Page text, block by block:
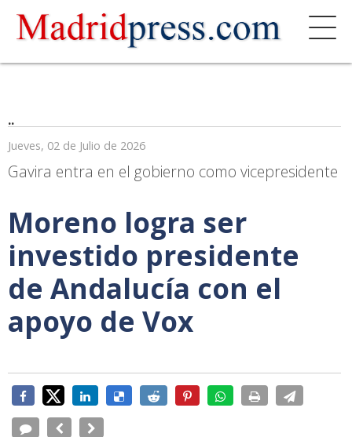
..
Jueves, 02 de Julio de 2026
Gavira entra en el gobierno como vicepresidente
Moreno logra ser
investido presidente
de Andalucía con el
apoyo de Vox